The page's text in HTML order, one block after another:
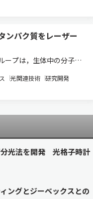
（ニュースリリー
ンパク質をレーザー
ープは，生体中の分子認
ニュースリリース）。
一つとして，抗原抗体
光関連技術 研究開発
光法を開発 光格子時計
ングとジーベックスとの